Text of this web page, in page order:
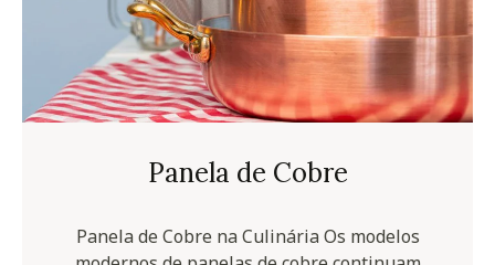
Panela de Cobre
Panela de Cobre na Culinária Os modelos